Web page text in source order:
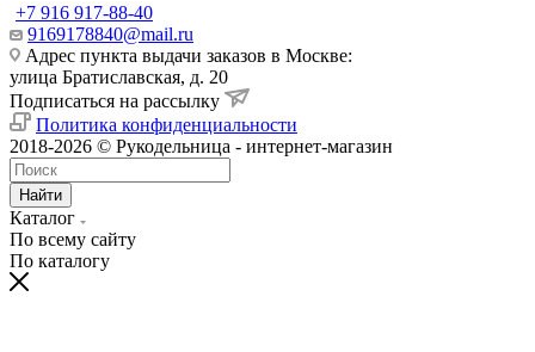
+7 916 917-88-40
9169178840@mail.ru
Адрес пункта выдачи заказов в Москве:
улица Братиславская, д. 20
Подписаться на рассылку
Политика конфиденциальности
2018-2026 © Рукодельница - интернет-магазин
Найти
Каталог
По всему сайту
По каталогу